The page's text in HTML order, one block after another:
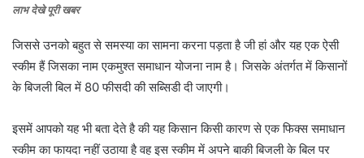
लाभ देखे पूरी खबर
जिससे उनको बहुत से समस्या का सामना करना पड़ता है जी हां और यह एक ऐसी
स्कीम हैं जिसका नाम एकमुश्त समाधान योजना नाम है। जिसके अंतर्गत में किसानों
के बिजली बिल में 80 फीसदी की सब्सिडी दी जाएगी।
इसमें आपको यह भी बता देते है की यह किसान किसी कारण से एक फिक्स समाधान
स्कीम का फायदा नहीं उठाया है वह इस स्कीम में अपने बाकी बिजली के बिल पर